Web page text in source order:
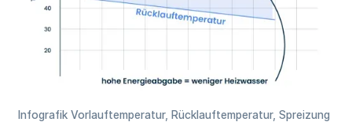
Infografik Vorlauftemperatur, Rücklauftemperatur, Spreizung